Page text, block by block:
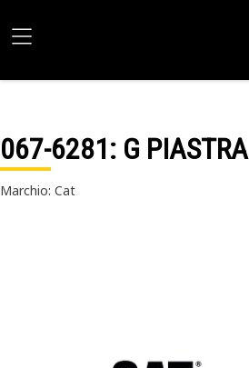
067-6281: G PIASTRA
Marchio: Cat